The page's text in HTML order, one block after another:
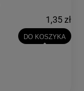
1,35 zł
DO KOSZYKA